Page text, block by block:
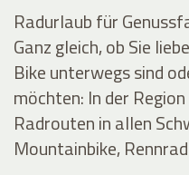
Radurlaub für
Ganz gleich, ob Sie
Bike unterwegs sind
möchten: In der
Radrouten in allen
Mountainbike,